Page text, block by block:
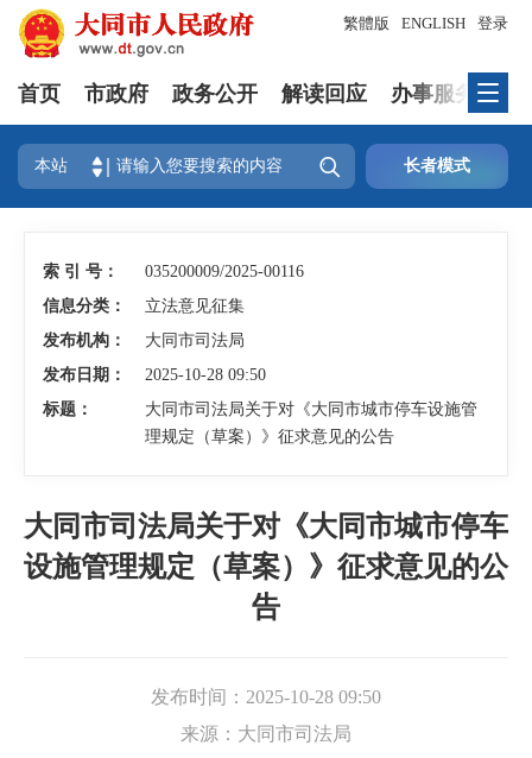
登录
繁體版 ENGLISH
首页 市政府 政务公开 解读回应 办事服务
本站  长者模式
索 引 号：
035200009/2025-00116
信息分类：
立法意见征集
发布机构：
大同市司法局
发布日期：
2025-10-28 09:50
标题：
大同市司法局关于对《大同市城市停车设施管
理规定（草案）》征求意见的公告
大同市司法局关于对《大同市城市停车
设施管理规定（草案）》征求意见的公
告
发布时间： 2025-10-28 09:50
来源： 大同市司法局